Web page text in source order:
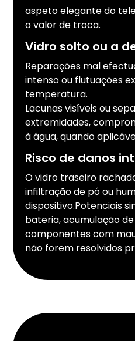
aspeto elegante do
o valor de troca.
Vidro solto ou a
Reparações mal
intenso ou flutuações
temperatura.
Lacunas visíveis ou
extremidades,
à água, quando
Risco de danos
O vidro traseiro
infiltração de pó ou
dispositivo.Potenciais
bateria, acumulação
componentes com
não forem resolvidos